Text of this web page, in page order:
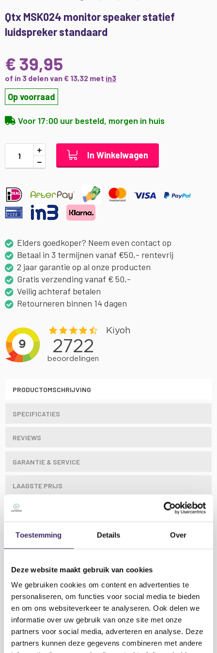
Toestemming Details Over
Deze website maakt gebruik van cookies
We gebruiken cookies om content en advertenties te
personaliseren, om functies voor social media te bieden
en om ons websiteverkeer te analyseren. Ook delen we
informatie over uw gebruik van onze site met onze
partners voor social media, adverteren en analyse. Deze
partners kunnen deze gegevens combineren met andere
Qtx MSK024 monitor speaker statief
luidspreker standaard
€ 39,95
of in 3 delen van € 13,32 met in3
Op voorraad
Voor 17:00 uur besteld, morgen in huis
In Winkelwagen
Elders goedkoper? Neem even contact op
Betaal in 3 termijnen vanaf €50,- rentevrij
2 jaar garantie op al onze producten
Gratis verzending vanaf € 50,-
Veilig achteraf betalen
Retourneren binnen 14 dagen
naar
het
de
afbeeldingen-
gallerij
PRODUCTOMSCHRIJVING
SPECIFICATIES
REVIEWS
GARANTIE & SERVICE
LAAGSTE PRIJS
Deze robuuste monitor speaker stand is een ideale
oplossing voor de studio, thuis of kleine projecten.
Kenmerken Qtx MSK024:
Wordt geleverd met rubberen voetjes en
vloerpinnen voor ongelijke oppervlakten
Specificaties Qtx MSK024:
Lees meer